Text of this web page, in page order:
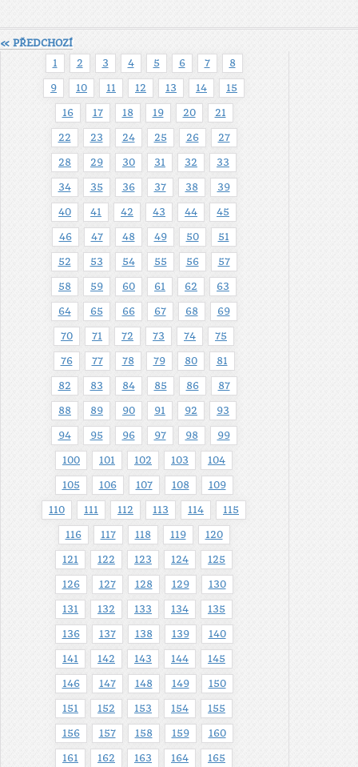
« PŘEDCHOZÍ
1
2 3 4 5 6 7 8
9 10 11 12 13 14 15
16 17 18 19 20 21
22 23 24 25 26 27
28 29 30 31 32 33
34 35 36 37 38 39
40 41 42 43 44 45
46 47 48 49 50 51
52 53 54 55 56 57
58 59 60 61 62 63
64 65 66 67 68 69
70 71 72 73 74 75
76 77 78 79 80 81
82 83 84 85 86 87
88 89 90 91 92 93
94 95 96 97 98 99
100 101 102 103 104
105 106 107 108 109
110 111 112 113 114 115
116 117 118 119 120
121 122 123 124 125
126 127 128 129 130
131 132 133 134 135
136 137 138 139 140
141 142 143 144 145
146 147 148 149 150
151 152 153 154 155
156 157 158 159 160
161 162 163 164 165